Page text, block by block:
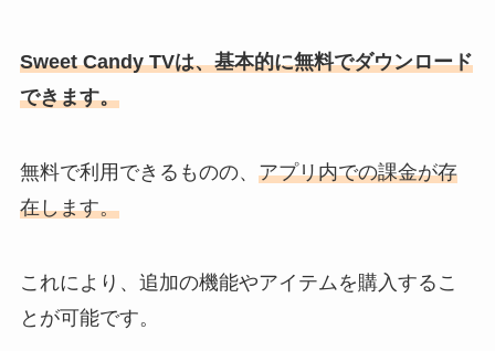
Sweet Candy TVは、基本的に無料でダウンロード
できます。
無料で利用できるものの、 アプリ内での課金が存
在します。
これにより、追加の機能やアイテムを購入するこ
とが可能です。